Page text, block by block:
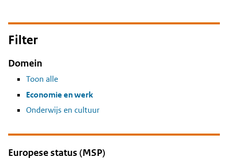
Filter
Domein
Toon alle
Economie en werk
Onderwijs en cultuur
Europese status (MSP)